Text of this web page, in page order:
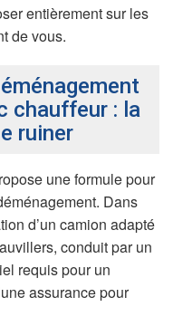
entièrement sur les
de vous.
chauffeur : la
ruiner
une formule pour
Dans
d’un camion adapté
conduit par un
requis pour un
assurance pour